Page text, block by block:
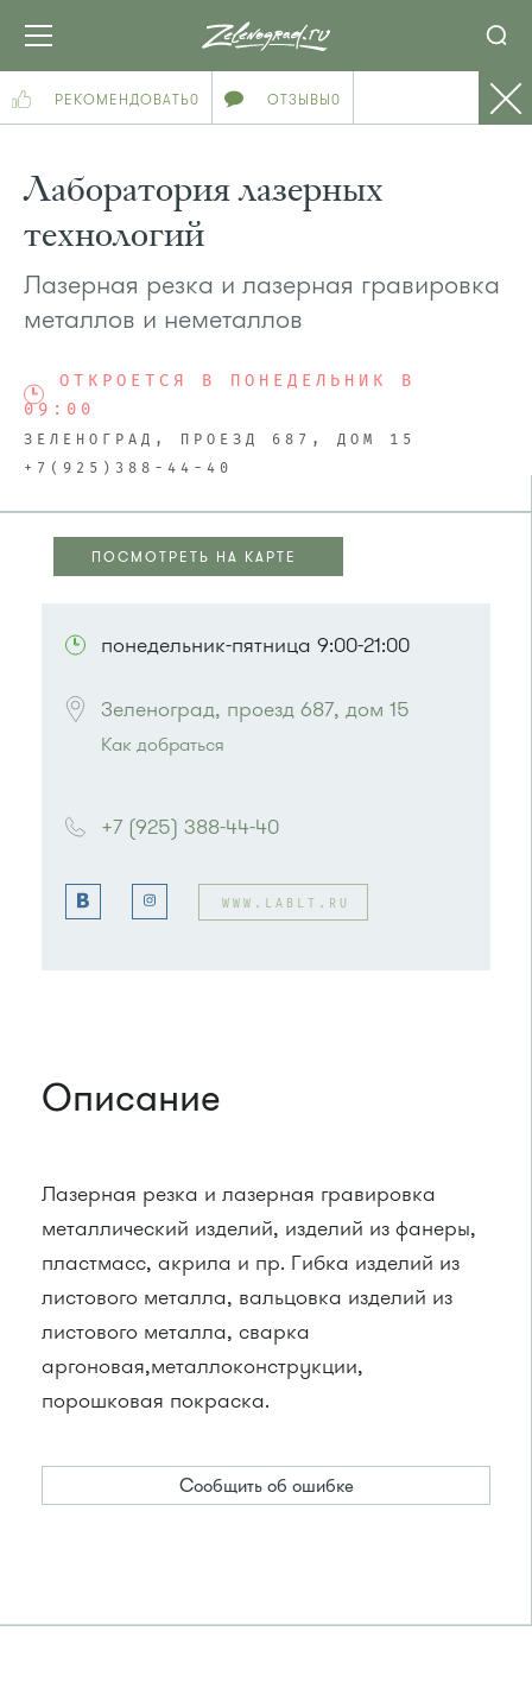
РЕКОМЕНДОВАТЬ0 ОТЗЫВЫ0
Лаборатория лазерных
технологий
Лазерная резка и лазерная гравировка
металлов и неметаллов
ОТКРОЕТСЯ В ПОНЕДЕЛЬНИК В
09:00
ЗЕЛЕНОГРАД, ПРОЕЗД 687, ДОМ 15
+7(925)388-44-40
ПОСМОТРЕТЬ НА КАРТЕ
понедельник-пятница 9:00-21:00
Зеленоград, проезд 687, дом 15
Как добраться
Автобусы № 28, 32, 400.
или до остановки "Корпус 1649"
+7 (925) 388-44-40
WWW.LABLT.RU
Описание
Лазерная резка и лазерная гравировка
металлический изделий, изделий из фанеры,
пластмасс, акрила и пр. Гибка изделий из
листового металла, вальцовка изделий из
листового металла, сварка
аргоновая,металлоконструкции,
порошковая покраска.
Сообщить об ошибке